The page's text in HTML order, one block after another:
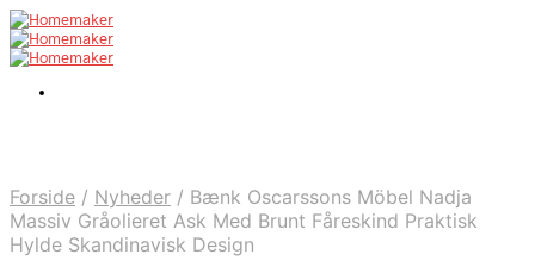
Forside / Nyheder / Bænk Oscarssons Möbel Nadja
Massiv Gråolieret Ask Med Brunt Fåreskind Praktisk
Hylde Skandinavisk Design